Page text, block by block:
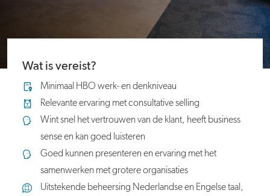
Wat is vereist?
Minimaal HBO werk- en denkniveau
Relevante ervaring met consultative selling
Wint snel het vertrouwen van de klant, heeft business
sense en kan goed luisteren
Goed kunnen presenteren en ervaring met het
samenwerken met grotere organisaties
Uitstekende beheersing Nederlandse en Engelse taal,